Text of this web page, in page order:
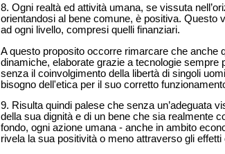
8. Ogni realtà ed attività umana, se vissuta
orientandosi al bene comune, è positiva. Questo
ad ogni livello, compresi quelli finanziari.
A questo proposito occorre rimarcare che anche
dinamiche, elaborate grazie a tecnologie
senza il coinvolgimento della libertà di singoli
bisogno dell'etica per il suo corretto
9. Risulta quindi palese che senza un’adeguata
della sua dignità e di un bene che sia realmente
fondo, ogni azione umana - anche in ambito
rivela la sua positività o meno attraverso gli